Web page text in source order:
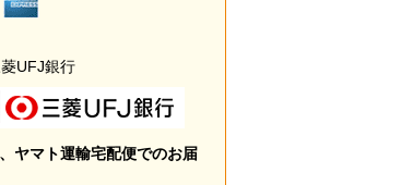
UFJ銀行
ヤマト運輸宅配便でのお届